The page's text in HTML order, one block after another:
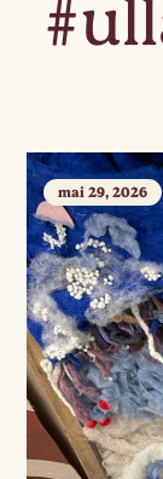
mai 29, 2026